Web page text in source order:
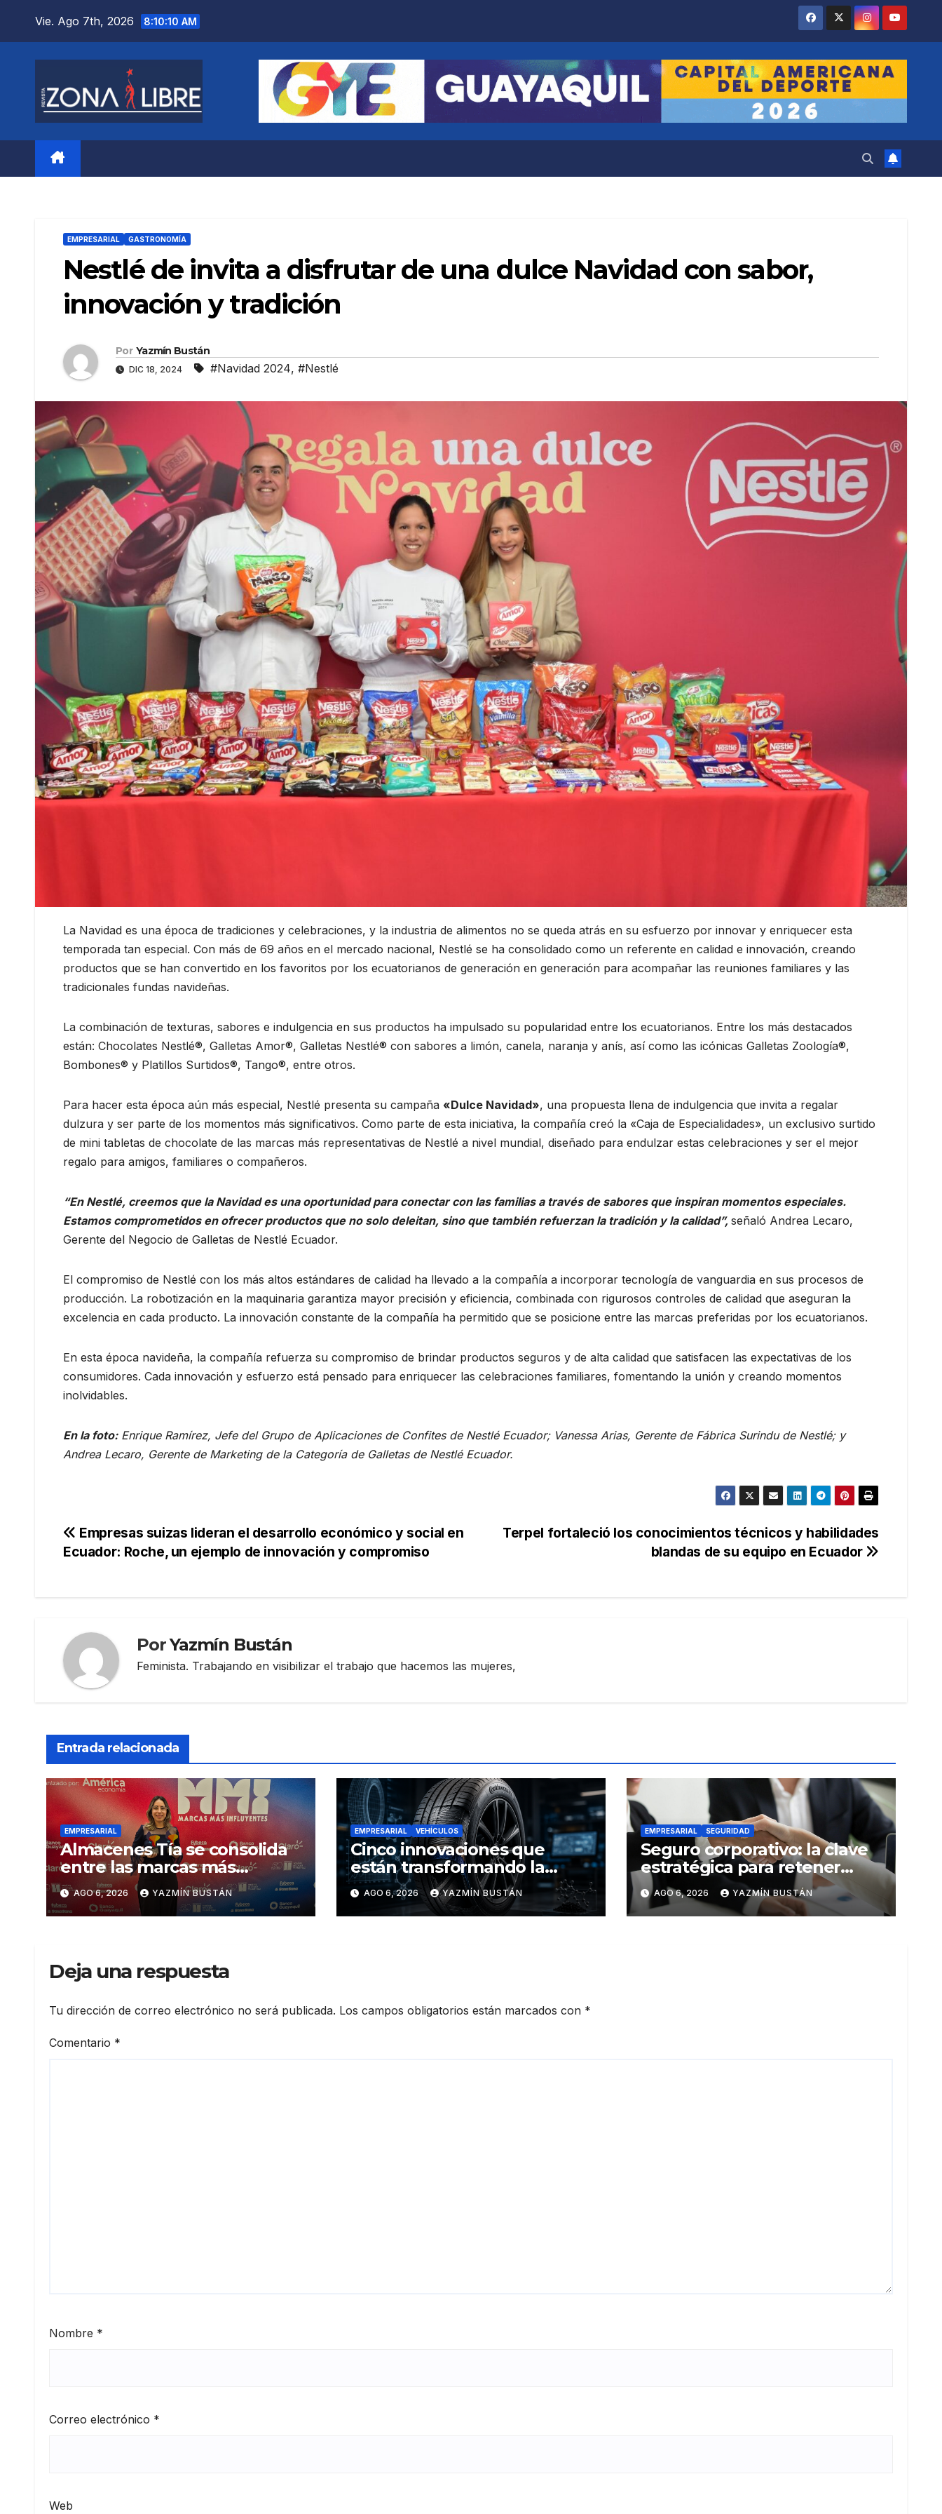
Vie. Ago 7th, 2026 8:10:11 AM
EMPRESARIAL GASTRONOMÍA
Nestlé de invita a disfrutar de una dulce Navidad con sabor,
innovación y tradición
Por Yazmín Bustán
DIC 18, 2024 #Navidad 2024, #Nestlé
La Navidad es una época de tradiciones y celebraciones, y la industria de alimentos no se queda atrás en su esfuerzo por innovar y enriquecer esta
temporada tan especial. Con más de 69 años en el mercado nacional, Nestlé se ha consolidado como un referente en calidad e innovación, creando
productos que se han convertido en los favoritos por los ecuatorianos de generación en generación para acompañar las reuniones familiares y las
tradicionales fundas navideñas.
La combinación de texturas, sabores e indulgencia en sus productos ha impulsado su popularidad entre los ecuatorianos. Entre los más destacados
están: Chocolates Nestlé®, Galletas Amor®, Galletas Nestlé® con sabores a limón, canela, naranja y anís, así como las icónicas Galletas Zoología®,
Bombones® y Platillos Surtidos®, Tango®, entre otros.
Para hacer esta época aún más especial, Nestlé presenta su campaña «Dulce Navidad», una propuesta llena de indulgencia que invita a regalar
dulzura y ser parte de los momentos más significativos. Como parte de esta iniciativa, la compañía creó la «Caja de Especialidades», un exclusivo surtido
de mini tabletas de chocolate de las marcas más representativas de Nestlé a nivel mundial, diseñado para endulzar estas celebraciones y ser el mejor
regalo para amigos, familiares o compañeros.
“En Nestlé, creemos que la Navidad es una oportunidad para conectar con las familias a través de sabores que inspiran momentos especiales.
Estamos comprometidos en ofrecer productos que no solo deleitan, sino que también refuerzan la tradición y la calidad”, señaló Andrea Lecaro,
Gerente del Negocio de Galletas de Nestlé Ecuador.
El compromiso de Nestlé con los más altos estándares de calidad ha llevado a la compañía a incorporar tecnología de vanguardia en sus procesos de
producción. La robotización en la maquinaria garantiza mayor precisión y eficiencia, combinada con rigurosos controles de calidad que aseguran la
excelencia en cada producto. La innovación constante de la compañía ha permitido que se posicione entre las marcas preferidas por los ecuatorianos.
En esta época navideña, la compañía refuerza su compromiso de brindar productos seguros y de alta calidad que satisfacen las expectativas de los
consumidores. Cada innovación y esfuerzo está pensado para enriquecer las celebraciones familiares, fomentando la unión y creando momentos
inolvidables.
En la foto:Enrique Ramírez, Jefe del Grupo de Aplicaciones de Confites de Nestlé Ecuador; Vanessa Arias, Gerente de Fábrica Surindu de Nestlé; y
Andrea Lecaro, Gerente de Marketing de la Categoría de Galletas de Nestlé Ecuador.
Navegación
Terpel fortaleció los conocimientos técnicos y habilidades
blandas de su equipo en Ecuador
Empresas suizas lideran el desarrollo económico y social en
Ecuador: Roche, un ejemplo de innovación y compromiso
PorYazmín Bustán
Feminista. Trabajando en visibilizar el trabajo que hacemos las mujeres,
Entrada relacionada
EMPRESARIAL
Almacenes Tía se consolida
entre las marcas más
influyentes del Ecuador
AGO 6, 2026 YAZMÍN BUSTÁN
EMPRESARIAL VEHÍCULOS
Cinco innovaciones que
están transformando la
industria de los neumáticos y
redefinen el futuro de la
movilidad
AGO 6, 2026 YAZMÍN BUSTÁN
EMPRESARIAL SEGURIDAD
Seguro corporativo: la clave
estratégica para retener
talento en Ecuador
AGO 6, 2026 YAZMÍN BUSTÁN
Deja una respuesta
Tu dirección de correo electrónico no será publicada. Los campos obligatorios están marcados con *
Comentario *
Nombre *
Correo electrónico *
Web